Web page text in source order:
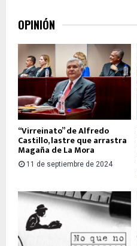
OPINIÓN
“Virreinato” de Alfredo
Castillo, lastre que arrastra
Magaña de La Mora
11 de septiembre de 2024